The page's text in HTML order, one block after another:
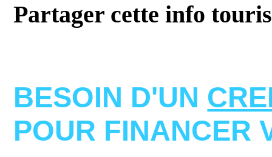
Partager cette info
BESOIN D'UN
POUR FINANCER